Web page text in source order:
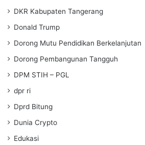
DKR Kabupaten Tangerang
Donald Trump
Dorong Mutu Pendidikan Berkelanjutan
Dorong Pembangunan Tangguh
DPM STIH – PGL
dpr ri
Dprd Bitung
Dunia Crypto
Edukasi